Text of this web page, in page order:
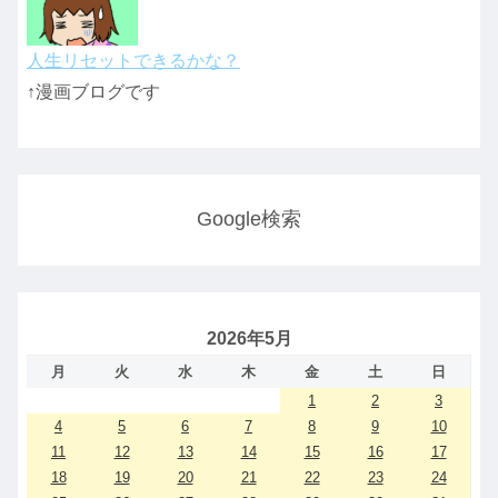
人生リセットできるかな？
↑漫画ブログです
Google検索
2026年5月
月 火 水 木 金 土
日
1
2
3
4
5 6 7 8 9
10
11
12 13 14 15 16
17
18
19 20 21 22 23
24